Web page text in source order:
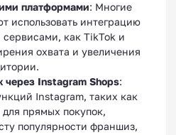
платформами: Многие
использовать интеграцию
как TikTok и
охвата и увеличения
Instagram Shops:
Instagram, таких как
прямых покупок,
популярности франшиз,